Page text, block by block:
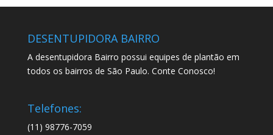
DESENTUPIDORA BAIRRO
A desentupidora Bairro possui equipes de plantão em
todos os bairros de São Paulo. Conte Conosco!
Telefones:
(11) 98776-7059